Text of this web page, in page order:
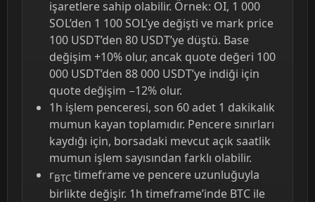
işaretlere sahip olabilir. Örnek: OI, 1 000
SOL’den 1 100 SOL’ye değişti ve mark price
100 USDT’den 80 USDT’ye düştü. Base
değişim +10% olur, ancak quote değeri 100
000 USDT’den 88 000 USDT’ye indiği için
quote değişim −12% olur.
1h işlem penceresi, son 60 adet 1 dakikalık
mumun kayan toplamıdır. Pencere sınırları
kaydığı için, borsadaki mevcut açık saatlik
mumun işlem sayısından farklı olabilir.
rBTC timeframe ve pencere uzunluğuyla
birlikte değişir. 1h timeframe’inde BTC ile